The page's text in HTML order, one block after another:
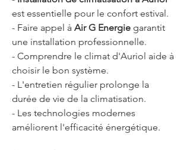
est essentielle pour le confort estival.
- Faire appel à Air G Energie garantit
une installation professionnelle.
- Comprendre le climat d'Auriol aide à
choisir le bon système.
- L'entretien régulier prolonge la
durée de vie de la climatisation.
- Les technologies modernes
améliorent l'efficacité énergétique.